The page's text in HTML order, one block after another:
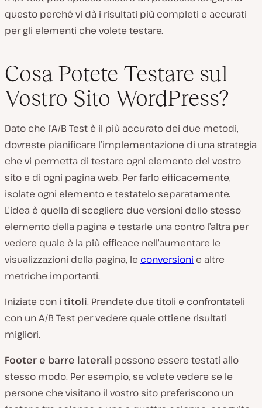
questo perché vi dà i risultati più completi e accurati
per gli elementi che volete testare.
Cosa Potete Testare sul
Vostro Sito WordPress?
Dato che l’A/B Test è il più accurato dei due metodi,
dovreste pianificare l’implementazione di una strategia
che vi permetta di testare ogni elemento del vostro
sito e di ogni pagina web. Per farlo efficacemente,
isolate ogni elemento e testatelo separatamente.
L’idea è quella di scegliere due versioni dello stesso
elemento della pagina e testarle una contro l’altra per
vedere quale è la più efficace nell’aumentare le
visualizzazioni della pagina, le conversioni e altre
metriche importanti.
Iniziate con i titoli. Prendete due titoli e confrontateli
con un A/B Test per vedere quale ottiene risultati
migliori.
Footer e barre laterali possono essere testati allo
stesso modo. Per esempio, se volete vedere se le
persone che visitano il vostro sito preferiscono un